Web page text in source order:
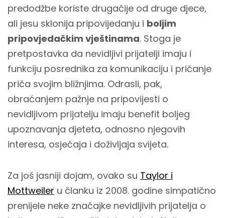
predodžbe koriste drugačije od druge djece,
ali jesu sklonija pripovijedanju i boljim
pripovjedačkim vještinama. Stoga je
pretpostavka da nevidljivi prijatelji imaju i
funkciju posrednika za komunikaciju i pričanje
priča svojim bližnjima. Odrasli, pak,
obraćanjem pažnje na pripovijesti o
nevidljivom prijatelju imaju benefit boljeg
upoznavanja djeteta, odnosno njegovih
interesa, osjećaja i doživljaja svijeta.
Za još jasniji dojam, ovako su Taylor i
Mottweiler u članku iz 2008. godine simpatično
prenijele neke značajke nevidljivih prijatelja o